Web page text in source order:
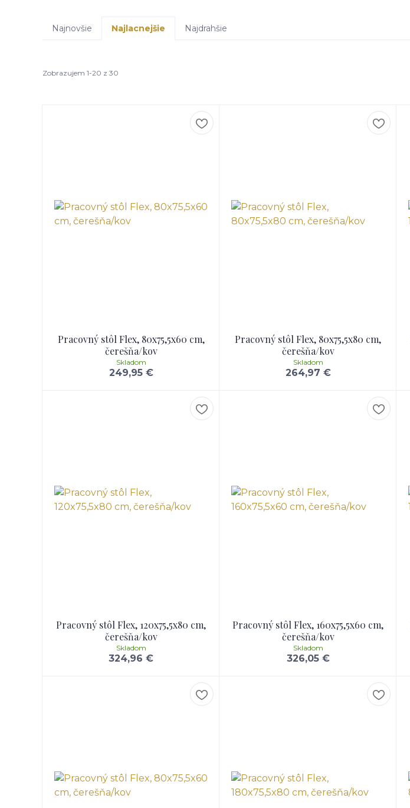
Najnovšie Najlacnejšie Najdrahšie
Zobrazujem 1-20 z 30
Pracovný stôl Flex, 80x75,5x60 cm,
čerešňa/kov
249,95 €
Skladom
Pracovný stôl Flex, 80x75,5x80 cm,
čerešňa/kov
264,97 €
Skladom
Pracovný stôl Flex, 120x75,5x80 cm,
čerešňa/kov
324,96 €
Skladom
Pracovný stôl Flex, 160x75,5x60 cm,
čerešňa/kov
326,05 €
Skladom